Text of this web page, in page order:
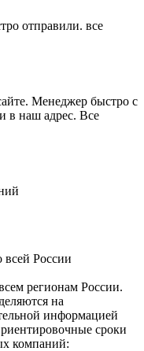
отправили. все
Менеджер быстро с
в наш адрес. Все
всей России
регионам России.
на
информацией
сроки
компаний: